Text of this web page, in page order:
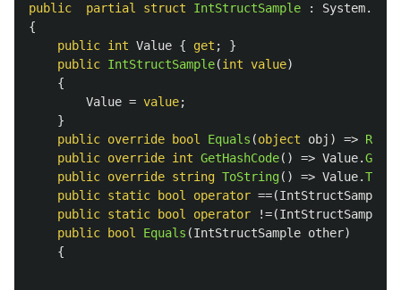
public partial struct IntStructSample : System.
{
public int Value { get ;
}
public IntStructSample(int value)
{
Value = value;
}
public override bool Equals (object obj ) =>
public override int GetHashCode() => Value.
public override string ToString() => Value.
public static bool operator ==(IntStructSample
public static bool operator !=(IntStructSample
public
bool Equals (IntStructSample other)
{